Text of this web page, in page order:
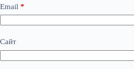
Email *
Сайт